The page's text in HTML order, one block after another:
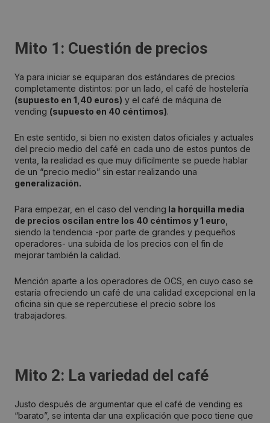
Mito 1: Cuestión de precios
Ya para iniciar se equiparan dos estándares de precios
completamente distintos: por un lado, el café de hostelería
(supuesto en 1,40 euros) y el café de máquina de
vending (supuesto en 40 céntimos).
En este sentido, si bien no existen datos oficiales y actuales
del precio medio del café en cada uno de estos puntos de
venta, la realidad es que muy difícilmente se puede hablar
de un “precio medio” sin estar realizando una
generalización.
Para empezar, en el caso del vending la horquilla media
de precios oscilan entre los 40 céntimos y 1 euro
siendo la tendencia -por parte de grandes y pequeños
operadores- una subida de los precios con el fin de
mejorar también la calidad.
Mención aparte a los operadores de OCS, en cuyo caso se
estaría ofreciendo un café de una calidad excepcional en la
oficina sin que se repercutiese el precio sobre los
trabajadores.
Mito 2: La variedad del café
Justo después de argumentar que el café de vending es
“barato”, se intenta dar una explicación que poco tiene que